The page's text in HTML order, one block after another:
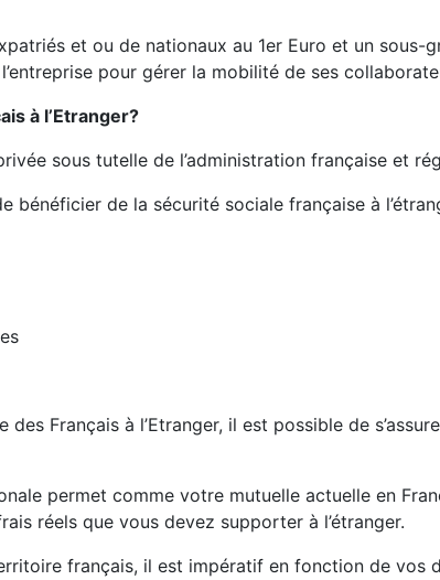
et ou de nationaux au 1er Euro et un sous-
pour gérer la mobilité de ses
à l’Etranger?
sous tutelle de l’administration française et
bénéficier de la sécurité sociale française à
Français à l’Etranger, il est possible de
permet comme votre mutuelle actuelle en
réels que vous devez supporter à l’étranger.
français, il est impératif en fonction de vos